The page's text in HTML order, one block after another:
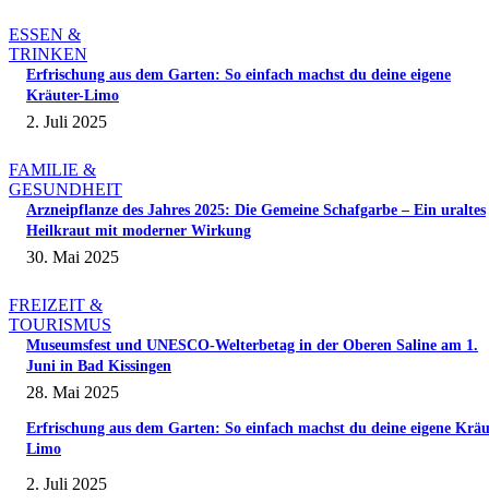
ESSEN &
TRINKEN
Erfrischung aus dem Garten: So einfach machst du deine eigene
Kräuter-Limo
2. Juli 2025
FAMILIE &
GESUNDHEIT
Arzneipflanze des Jahres 2025: Die Gemeine Schafgarbe – Ein uraltes
Heilkraut mit moderner Wirkung
30. Mai 2025
FREIZEIT &
TOURISMUS
Museumsfest und UNESCO-Welterbetag in der Oberen Saline am 1.
Juni in Bad Kissingen
28. Mai 2025
Erfrischung aus dem Garten: So einfach machst du deine eigene
Limo
2. Juli 2025